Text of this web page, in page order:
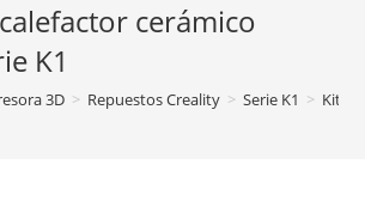
cerámico
K1
3D > Repuestos Creality > Serie K1 > Kit